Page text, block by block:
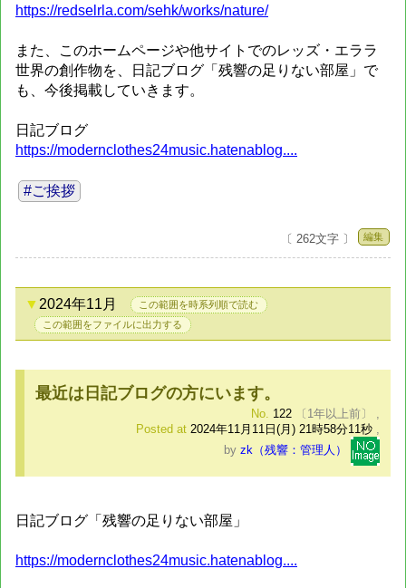
https://redselrla.com/sehk/works/nature/
また、このホームページや他サイトでのレッズ・エララ
世界の創作物を、日記ブログ「残響の足りない部屋」で
も、今後掲載していきます。
日記ブログ
https://modernclothes24music.hatenablog....
#ご挨拶
〔 262文字 〕 編集
2024年11月
この範囲を時系列順で読む
この範囲をファイルに出力する
最近は日記ブログの方にいます。
No. 122 〔1年以上前〕
Posted at 2024年11月11日(月) 21時58分11秒
by zk（残響：管理人）
日記ブログ「残響の足りない部屋」
https://modernclothes24music.hatenablog....